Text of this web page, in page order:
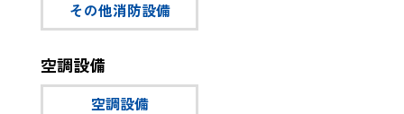
その他消防設備
空調設備
空調設備